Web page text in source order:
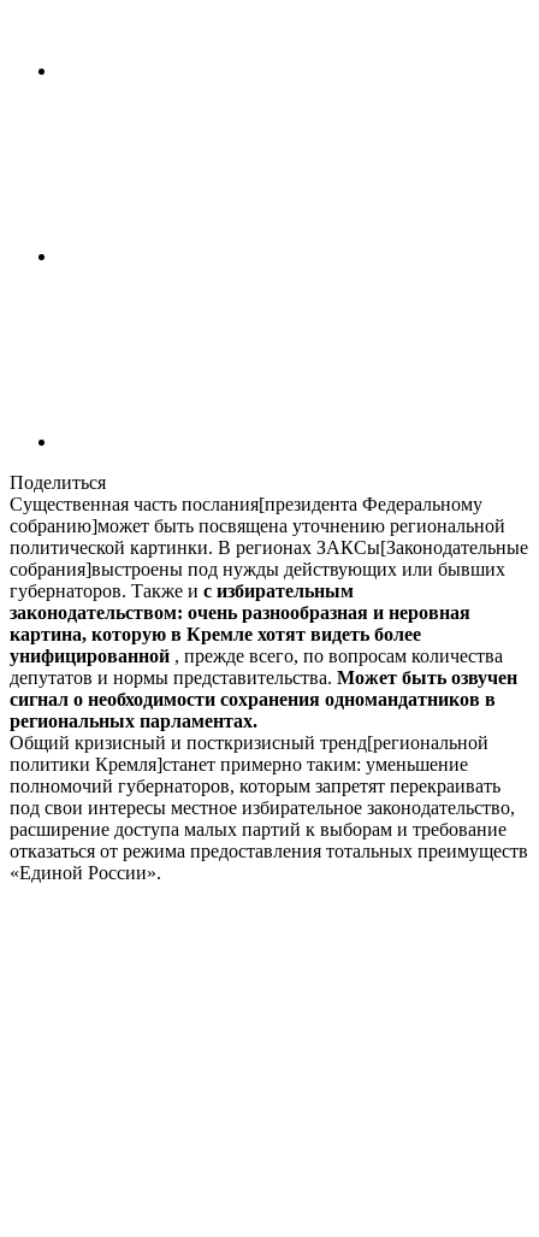
Поделиться
Существенная часть послания[президента Федеральному
собранию]может быть посвящена уточнению региональной
политической картинки. В регионах ЗАКСы[Законодательные
собрания]выстроены под нужды действующих или бывших
губернаторов. Также и с избирательным
законодательством: очень разнообразная и неровная
картина, которую в Кремле хотят видеть более
унифицированной , прежде всего, по вопросам количества
депутатов и нормы представительства. Может быть озвучен
сигнал о необходимости сохранения одномандатников в
региональных парламентах.
Общий кризисный и посткризисный тренд[региональной
политики Кремля]станет примерно таким: уменьшение
полномочий губернаторов, которым запретят перекраивать
под свои интересы местное избирательное законодательство,
расширение доступа малых партий к выборам и требование
отказаться от режима предоставления тотальных преимуществ
«Единой России».